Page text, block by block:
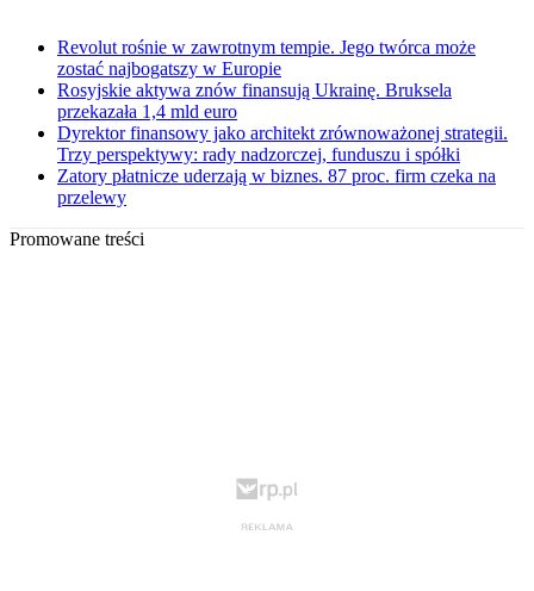
Revolut rośnie w zawrotnym tempie. Jego twórca może
zostać najbogatszy w Europie
Rosyjskie aktywa znów finansują Ukrainę. Bruksela
przekazała 1,4 mld euro
Dyrektor finansowy jako architekt zrównoważonej strategii.
Trzy perspektywy: rady nadzorczej, funduszu i spółki
Zatory płatnicze uderzają w biznes. 87 proc. firm czeka na
przelewy
Promowane treści